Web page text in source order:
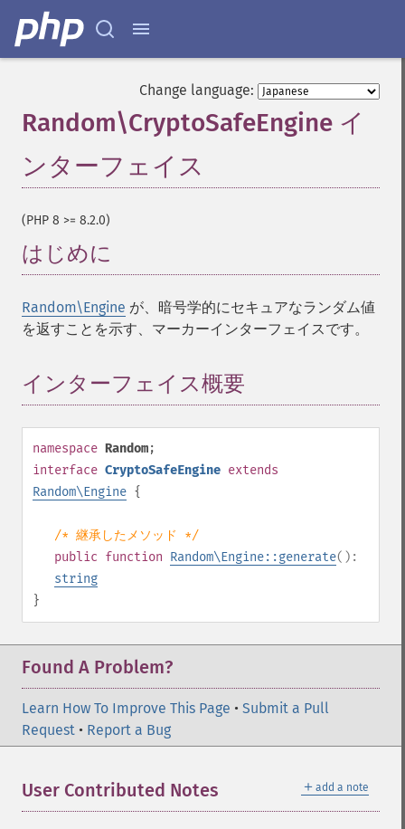
Change language:
Random\CryptoSafeEngine イ
ンターフェイス
(PHP 8 >= 8.2.0)
はじめに
Random\Engine が、暗号学的にセキュアなランダム値
を返すことを示す、マーカーインターフェイスです。
インターフェイス概要
namespace Random;
interface CryptoSafeEngine extends
Random\Engine {
/* 継承したメソッド */
public function Random\Engine::generate():
string
}
Found A Problem?
Learn How To Improve This Page • Submit a Pull
Request • Report a Bug
＋ add a note
User Contributed Notes